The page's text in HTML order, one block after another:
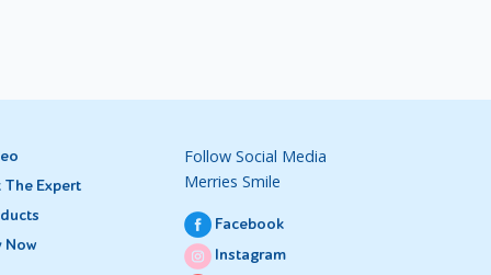
The Expert
Now
Follow Social Media
Merries Smile
Facebook
Instagram